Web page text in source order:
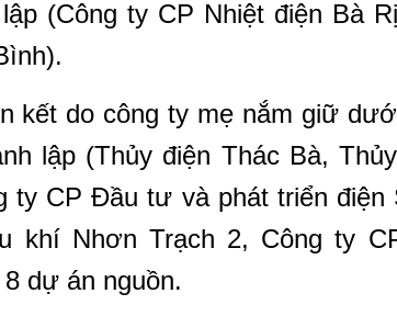
(Công ty CP Nhiệt điện Bà
kết do công ty mẹ nắm giữ
lập (Thủy điện Thác Bà,
ty CP Đầu tư và phát triển điện
khí Nhơn Trạch 2, Công ty
dự án nguồn.